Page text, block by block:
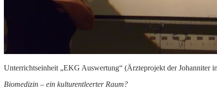
Unterrichtseinheit „EKG Auswertung“ (Ärzteprojekt der Johanniter
Biomedizin – ein kulturentleerter Raum?